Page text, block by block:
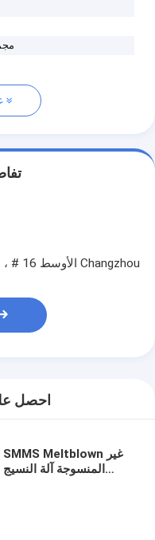
3
احصل
SMMS Meltblown غير
المنسوجة آلة النسيج